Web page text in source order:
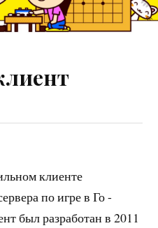
клиенте
по игре в Го -
был разработан в 2011